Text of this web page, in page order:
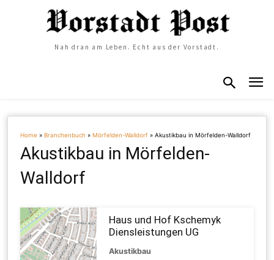
Nah dran am Leben. Echt aus der Vorstadt.
Home »Branchenbuch »Mörfelden-Walldorf »Akustikbau in Mörfelden-Walldorf
Akustikbau in Mörfelden-
Walldorf
Haus und Hof Kschemyk
Diensleistungen UG
Akustikbau